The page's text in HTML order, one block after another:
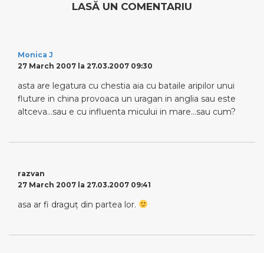
LASĂ UN COMENTARIU
Monica J
27 March 2007 la 27.03.2007 09:30
asta are legatura cu chestia aia cu bataile aripilor unui
fluture in china provoaca un uragan in anglia sau este
altceva…sau e cu influenta micului in mare…sau cum?
razvan
27 March 2007 la 27.03.2007 09:41
asa ar fi draguţ din partea lor.